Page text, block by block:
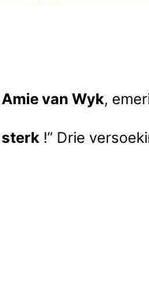
van Wyk,
sterk !” Drie